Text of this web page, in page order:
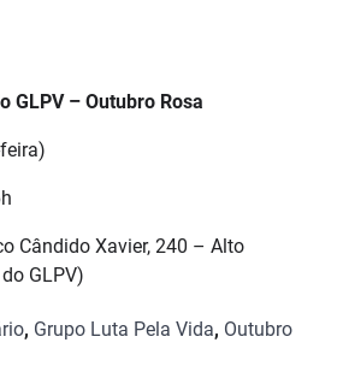
GLPV – Outubro Rosa
Cândido Xavier, 240 – Alto
GLPV)
, Grupo Luta Pela Vida, Outubro